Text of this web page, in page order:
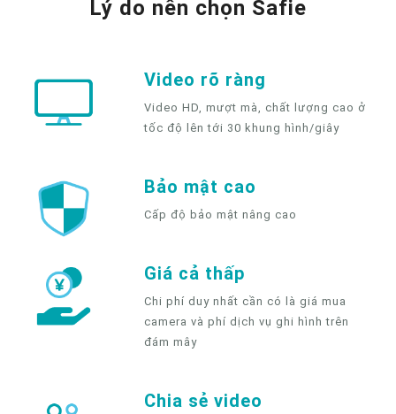
Lý do nên chọn Safie
Video rõ ràng
Video HD, mượt mà, chất lượng cao ở
tốc độ lên tới 30 khung hình/giây
Bảo mật cao
Cấp độ bảo mật nâng cao
Giá cả thấp
Chi phí duy nhất cần có là giá mua
camera và phí dịch vụ ghi hình trên
đám mây
Chia sẻ video